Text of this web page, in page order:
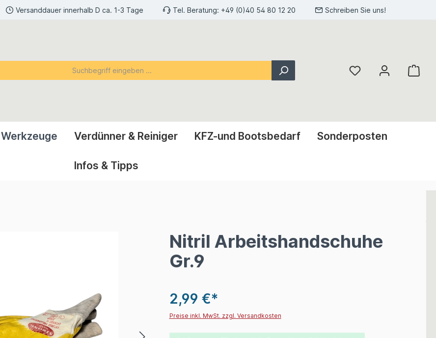
Versanddauer innerhalb D ca. 1-3 Tage Tel. Beratung: +49 (0)40 54 80 12 20 Schreiben Sie uns!
Werkzeuge Verdünner & Reiniger KFZ-und Bootsbedarf Sonderposten
Infos & Tipps
Nitril Arbeitshandschuhe
Gr.9
2,99 €*
Preise inkl. MwSt. zzgl. Versandkosten